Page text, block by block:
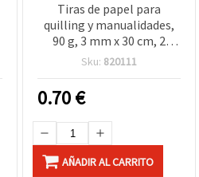
Tiras de papel para
quilling y manualidades,
90 g, 3 mm x 30 cm, 2
tonos de azul, paquete de
Sku: 820111
0.70€
AÑADIR AL CARRITO